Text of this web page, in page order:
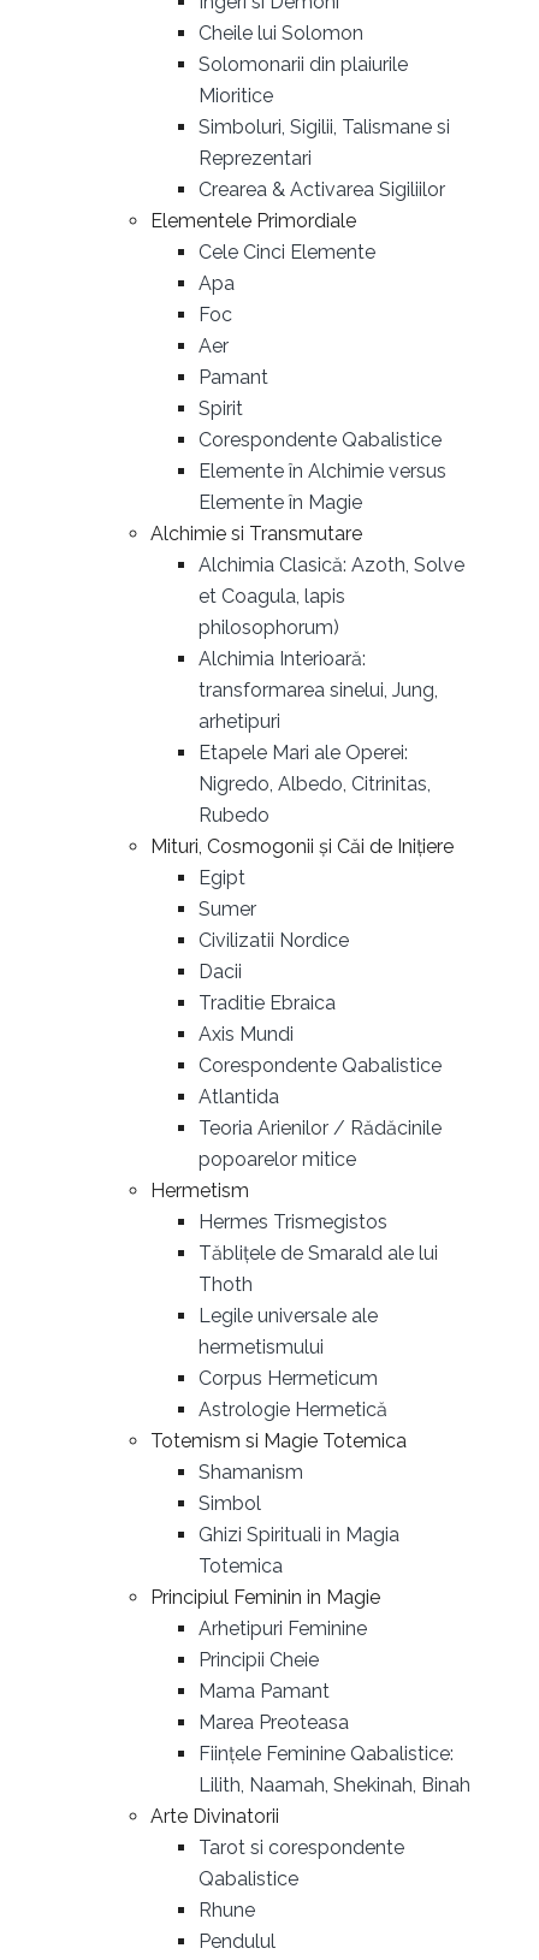
Cheile lui Solomon
Solomonarii din plaiurile
Mioritice
Simboluri, Sigilii, Talismane si
Reprezentari
Crearea & Activarea Sigiliilor
Elementele Primordiale
Cele Cinci Elemente
Apa
Foc
Aer
Pamant
Spirit
Corespondente Qabalistice
Elemente în Alchimie versus
Elemente în Magie
Alchimie si Transmutare
Alchimia Clasică: Azoth, Solve
et Coagula, lapis
philosophorum)
Alchimia Interioară:
transformarea sinelui, Jung,
arhetipuri
Etapele Mari ale Operei:
Nigredo, Albedo, Citrinitas,
Rubedo
Mituri, Cosmogonii și Căi de Inițiere
Egipt
Sumer
Civilizatii Nordice
Dacii
Traditie Ebraica
Axis Mundi
Corespondente Qabalistice
Atlantida
Teoria Arienilor / Rădăcinile
popoarelor mitice
Hermetism
Hermes Trismegistos
Tăblițele de Smarald ale lui
Thoth
Legile universale ale
hermetismului
Corpus Hermeticum
Astrologie Hermetică
Totemism si Magie Totemica
Shamanism
Simbol
Ghizi Spirituali in Magia
Totemica
Principiul Feminin in Magie
Arhetipuri Feminine
Principii Cheie
Mama Pamant
Marea Preoteasa
Ființele Feminine Qabalistice:
Lilith, Naamah, Shekinah, Binah
Arte Divinatorii
Tarot si corespondente
Qabalistice
Rhune
Pendulul